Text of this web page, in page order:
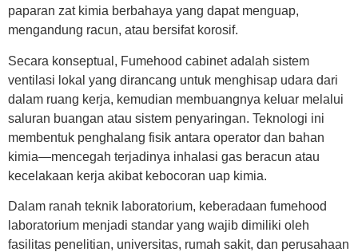
paparan zat kimia berbahaya yang dapat menguap,
mengandung racun, atau bersifat korosif.
Secara konseptual, Fumehood cabinetadalah sistem
ventilasi lokal yang dirancang untuk menghisap udara dari
dalam ruang kerja, kemudian membuangnya keluar melalui
saluran buangan atau sistem penyaringan. Teknologi ini
membentuk penghalang fisik antara operator dan bahan
kimia—mencegah terjadinya inhalasi gas beracun atau
kecelakaan kerja akibat kebocoran uap kimia.
Dalam ranah teknik laboratorium, keberadaan fumehood
laboratorium menjadi standar yang wajib dimiliki oleh
fasilitas penelitian, universitas, rumah sakit, dan perusahaan